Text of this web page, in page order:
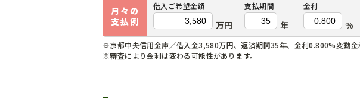
月々の
支払例
借入ご希望金額
万円
支払期間
年
金利
%
※京都中央信用金庫／借入金3,580万円、返済期間35年、金利0.800%変動金
※審査により金利は変わる可能性があります。